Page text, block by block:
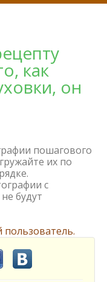
как
он
пошагового
их по
с
будут
пользователь.